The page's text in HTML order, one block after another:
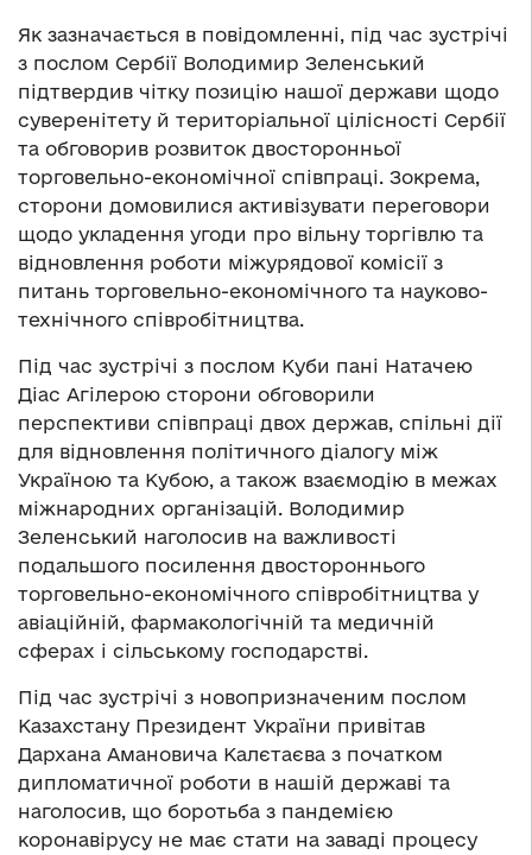
Як зазначається в повідомленні, під час зустрічі
з послом Сербії Володимир Зеленський
підтвердив чітку позицію нашої держави щодо
суверенітету й територіальної цілісності Сербії
та обговорив розвиток двосторонньої
торговельно-економічної співпраці. Зокрема,
сторони домовилися активізувати переговори
щодо укладення угоди про вільну торгівлю та
відновлення роботи міжурядової комісії з
питань торговельно-економічного та науково-
технічного співробітництва.
Під час зустрічі з послом Куби пані Натачею
Діас Агілерою сторони обговорили
перспективи співпраці двох держав, спільні дії
для відновлення політичного діалогу між
Україною та Кубою, а також взаємодію в межах
міжнародних організацій. Володимир
Зеленський наголосив на важливості
подальшого посилення двостороннього
торговельно-економічного співробітництва у
авіаційній, фармакологічній та медичній
сферах і сільському господарстві.
Під час зустрічі з новопризначеним послом
Казахстану Президент України привітав
Дархана Амановича Калєтаєва з початком
дипломатичної роботи в нашій державі та
наголосив, що боротьба з пандемією
коронавірусу не має стати на заваді процесу